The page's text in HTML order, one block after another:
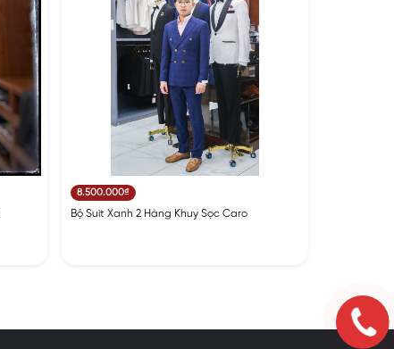
8.500.000₫
Bộ Suit Xanh 2 Hàng Khuy Sọc Caro